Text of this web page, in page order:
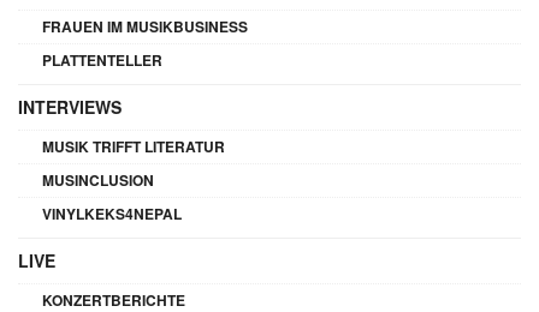
FRAUEN IM MUSIKBUSINESS
PLATTENTELLER
INTERVIEWS
MUSIK TRIFFT LITERATUR
MUSINCLUSION
VINYLKEKS4NEPAL
LIVE
KONZERTBERICHTE